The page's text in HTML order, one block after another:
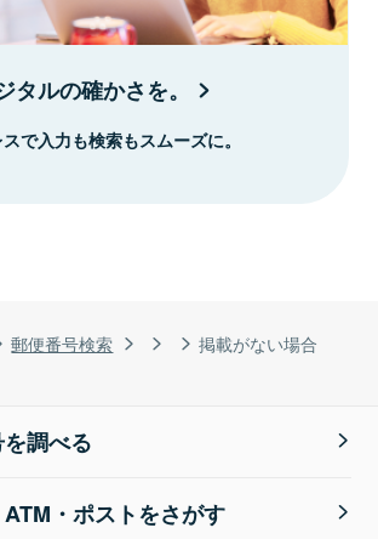
郵便番号検索 掲載がない場合
タルの確かさを。
で入力も検索もスムーズに。
調べる
・ポストをさがす